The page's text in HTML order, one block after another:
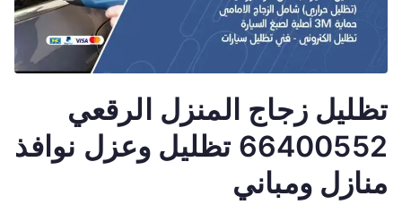
تظليل زجاج المنزل الرقعي
66400552 تظليل وعزل نوافذ
منازل ومباني